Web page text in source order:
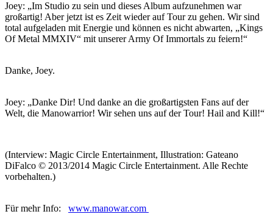
Joey: „Im Studio zu sein und dieses Album aufzunehmen war
großartig! Aber jetzt ist es Zeit wieder auf Tour zu gehen. Wir sind
total aufgeladen mit Energie und können es nicht abwarten, „Kings
Of Metal MMXIV“ mit unserer Army Of Immortals zu feiern!“
Danke, Joey.
Joey: „Danke Dir! Und danke an die großartigsten Fans auf der
Welt, die Manowarrior! Wir sehen uns auf der Tour! Hail and Kill!“
(Interview: Magic Circle Entertainment, Illustration: Gateano
DiFalco © 2013/2014 Magic Circle Entertainment. Alle Rechte
vorbehalten.)
Für mehr Info: www.manowar.com